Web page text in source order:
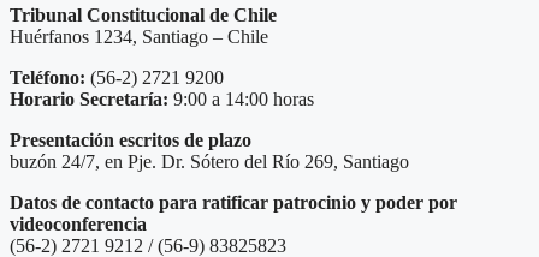
Tribunal Constitucional de Chile
Huérfanos 1234, Santiago – Chile
Teléfono: (56-2) 2721 9200
Horario Secretaría: 9:00 a 14:00 horas
Presentación escritos de plazo
buzón 24/7, en Pje. Dr. Sótero del Río 269, Santiago
Datos de contacto para ratificar patrocinio y poder por
videoconferencia
(56-2) 2721 9212 / (56-9) 83825823